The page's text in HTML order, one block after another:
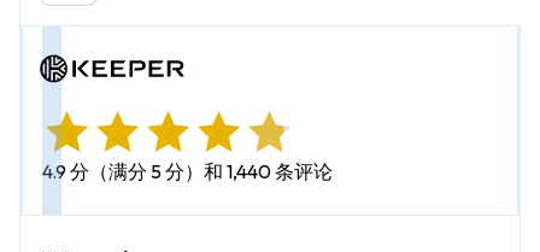
4.9 分（满分 5 分）和 1,440 条评论